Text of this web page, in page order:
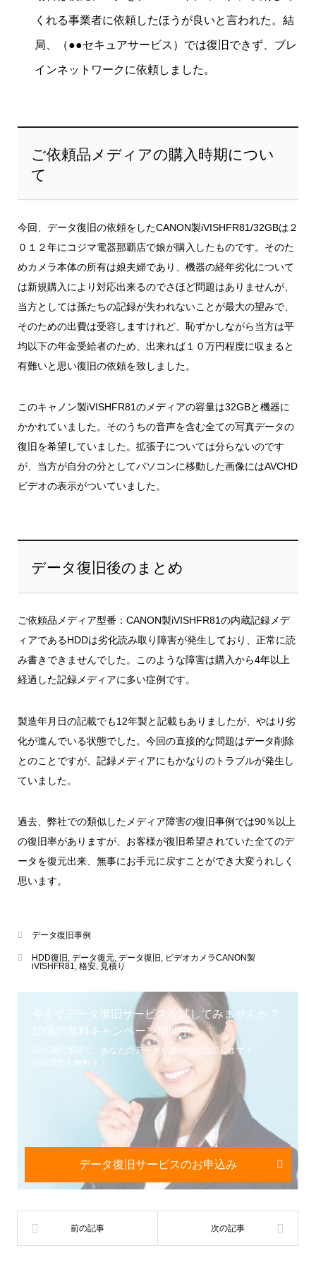
くれる事業者に依頼したほうが良いと言われた。結
局、（●●セキュアサービス）では復旧できず、ブレ
インネットワークに依頼しました。
ご依頼品メディアの購入時期につい
て
今回、データ復旧の依頼をしたCANON製iVISHFR81/32GBは２
０１２年にコジマ電器那覇店で娘が購入したものです。そのた
めカメラ本体の所有は娘夫婦であり、機器の経年劣化について
は新規購入により対応出来るのでさほど問題はありませんが、
当方としては孫たちの記録が失われないことが最大の望みで、
そのための出費は受容しますけれど、恥ずかしながら当方は平
均以下の年金受給者のため、出来れば１０万円程度に収まると
有難いと思い復旧の依頼を致しました。
このキャノン製iVISHFR81のメディアの容量は32GBと機器に
かかれていました。そのうちの音声を含む全ての写真データの
復旧を希望していました。拡張子については分らないのです
が、当方が自分の分としてパソコンに移動した画像にはAVCHD
ビデオの表示がついていました。
データ復旧後のまとめ
ご依頼品メディア型番：CANON製iVISHFR81の内蔵記録メデ
ィアであるHDDは劣化読み取り障害が発生しており、正常に読
み書きできませんでした。このような障害は購入から4年以上
経過した記録メディアに多い症例です。
製造年月日の記載でも12年製と記載もありましたが、やはり劣
化が進んでいる状態でした。今回の直接的な問題はデータ削除
とのことですが、記録メディアにもかなりのトラブルが発生し
ていました。
過去、弊社での類似したメディア障害の復旧事例では90％以上
の復旧率がありますが、お客様が復旧希望されていた全てのデ
ータを復元出来、無事にお手元に戻すことができ大変うれしく
思います。
データ復旧事例
HDD復旧 , データ復元, データ復旧 , ビデオカメラCANON製
iVISHFR81, 格安, 見積り
今すぐデータ復旧サービスを試してみませんか？
10個の無料キャンペーン期間中
18年間の実績で、あなたのデータを速やかに復旧します！
初期調査も無料！！
データ復旧サービスのお申込み